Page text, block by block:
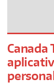
Canada